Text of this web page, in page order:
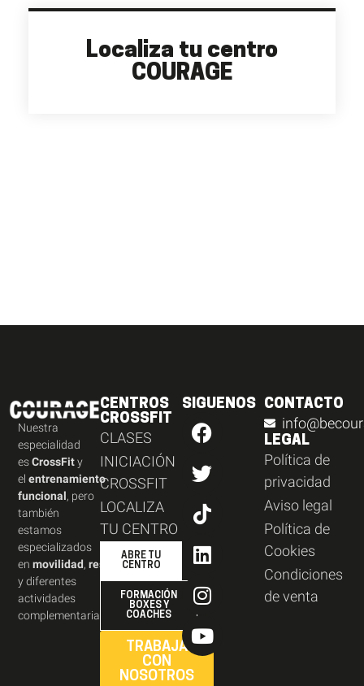
Localiza tu centro
COURAGE
Nuestra
especialidad
esCrossFity
elentrenamiento
funcional, pero
también
estamos
especializados
enmovilidad,resistencia,
y diferentes
actividades
complementarias.
CENTROS
CROSSFIT
CLASES
INICIACIÓN
CROSSFIT
LOCALIZA
TU CENTRO
ABRE TU
CENTRO
FORMACIÓN
BOXES Y
COACHES
TRABAJA
CON
NOSOTROS
SIGUENOS CONTACTO
LEGAL
Política de
privacidad
Aviso legal
Política de
Cookies
Condiciones
de venta